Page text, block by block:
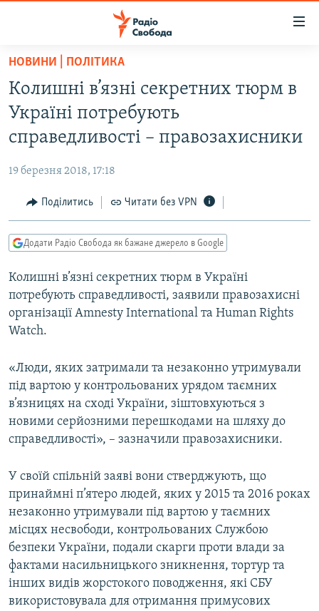
Перейти
основного
матеріалу
Перейти
до
основної
навігації
Перейти
до
пошуку
РАДІО СВОБОДА – 70 РОКІВ
СТАТТІ
ЕКОНОМІКА
СУСПІЛЬСТВО
УКРАЇНА
СВІТ
РОСІЙСЬКА «ФІЛЬТРАЦІЯ»
ДОНБАС.РЕАЛІЇ
ТИ ЯК?
СХЕМИ
КИТАЙ.ВИКЛИКИ
МУЛЬТИМЕДІА
СПЕЦПРОЄКТИ
ПОДКАСТИ
КРИМ РЕАЛІЇ
УКР
КТАТ
НОВИНИ | ПОЛІТИКА
Колишні в’язні секретних тюрм в
Україні потребують
справедливості – правозахисники
19 березня 2018, 17:18
Поділитись Читати без VPN
Додати Радіо Свобода як бажане джерело в Google
Колишні в’язні секретних тюрм в Україні
потребують справедливості, заявили правозахисні
організації Amnesty International та Human Rights
Watch.
«Люди, яких затримали та незаконно утримували
під вартою у контрольованих урядом таємних
в’язницях на сході України, зіштовхуються з
новими серйозними перешкодами на шляху до
справедливості», – зазначили правозахисники.
У своїй спільній заяві вони стверджують, що
принаймні п’ятеро людей, яких у 2015 та 2016 роках
незаконно утримували під вартою у таємних
місцях несвободи, контрольованих Службою
безпеки України, подали скарги проти влади за
фактами насильницького зникнення, тортур та
інших видів жорстокого поводження, які СБУ
використовувала для отримання примусових